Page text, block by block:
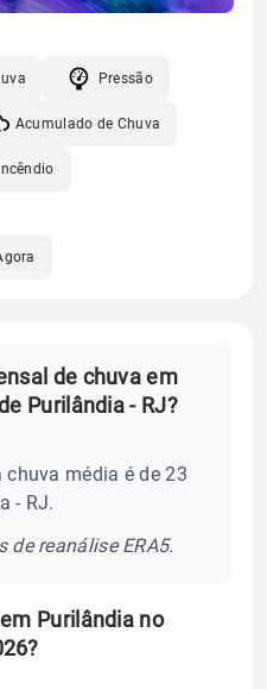
Pressão
Acumulado de Chuva
de chuva em
Purilândia - RJ?
chuva média é de 23
- RJ.
de reanálise ERA5.
Purilândia no